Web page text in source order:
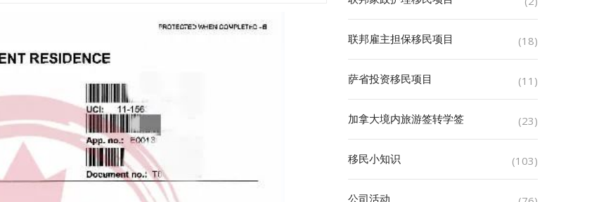
联邦雇主担保移民项目 (18)
萨省投资移民项目 (11)
加拿大境内旅游签转学签 (23)
移民小知识 (103)
公司活动